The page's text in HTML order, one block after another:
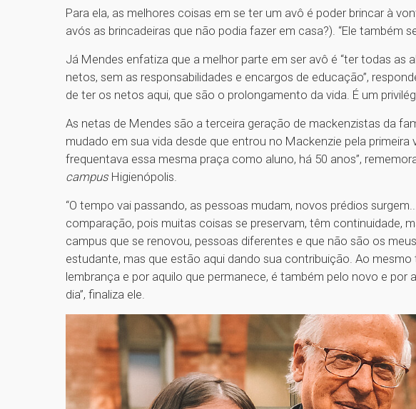
Para ela, as melhores coisas em se ter um avô é poder brincar à
avós as brincadeiras que não podia fazer em casa?). “Ele também
Já Mendes enfatiza que a melhor parte em ser avô é “ter todas as
netos, sem as responsabilidades e encargos de educação”,
de ter os netos aqui, que são o prolongamento da vida. É um
As netas de Mendes são a terceira geração de mackenzistas da
mudado em sua vida desde que entrou no Mackenzie pela primeira
frequentava essa mesma praça como aluno, há 50 anos”,
campus Higienópolis.
“O tempo vai passando, as pessoas mudam, novos prédios
comparação, pois muitas coisas se preservam, têm continuidade,
campus que se renovou, pessoas diferentes e que não são os
estudante, mas que estão aqui dando sua contribuição. Ao
lembrança e por aquilo que permanece, é também pelo novo e
dia”, finaliza ele.